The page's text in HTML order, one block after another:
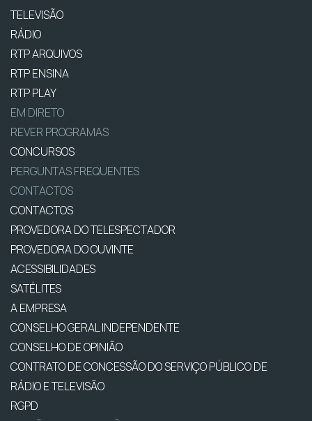
TELEVISÃO
RÁDIO
RTP ARQUIVOS
RTP ENSINA
RTP PLAY
EM DIRETO
REVER PROGRAMAS
CONCURSOS
PERGUNTAS FREQUENTES
CONTACTOS
CONTACTOS
PROVEDORA DO TELESPECTADOR
PROVEDORA DO OUVINTE
ACESSIBILIDADES
SATÉLITES
A EMPRESA
CONSELHO GERAL INDEPENDENTE
CONSELHO DE OPINIÃO
CONTRATO DE CONCESSÃO DO SERVIÇO PÚBLICO DE
RÁDIO E TELEVISÃO
RGPD